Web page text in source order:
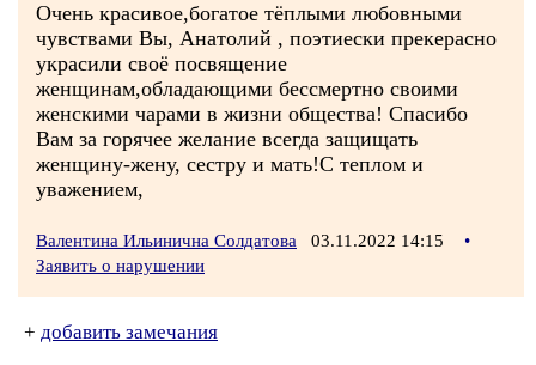
Очень красивое,богатое тёплыми любовными
чувствами Вы, Анатолий , поэтиески прекерасно
украсили своё посвящение
женщинам,обладающими бессмертно своими
женскими чарами в жизни общества! Спасибо
Вам за горячее желание всегда защищать
женщину-жену, сестру и мать!С теплом и
уважением,
Валентина Ильинична Солдатова 03.11.2022 14:15
•
Заявить о нарушении
+ добавить замечания